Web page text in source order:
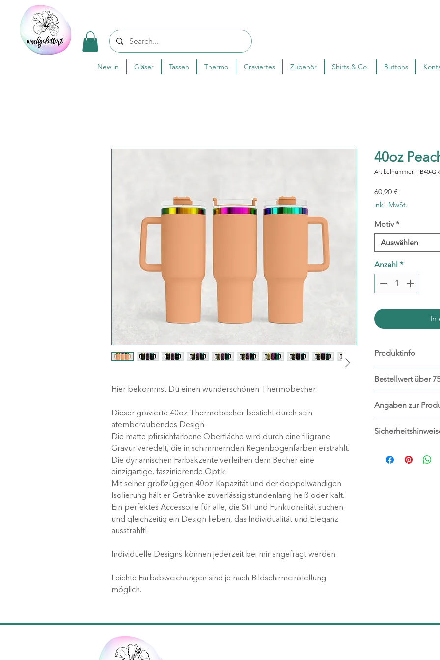
New in Gläser Tassen Thermo Graviertes Zubehör Shirts & Co. Buttons
Hier bekommst Du einen wunderschönen Thermobecher.
Dieser gravierte 40oz-Thermobecher besticht durch sein
atemberaubendes Design.
Die matte pfirsichfarbene Oberfläche wird durch eine filigrane
Gravur veredelt, die in schimmernden Regenbogenfarben erstrahlt.
Die dynamischen Farbakzente verleihen dem Becher eine
einzigartige, faszinierende Optik.
Mit seiner großzügigen 40oz-Kapazität und der doppelwandigen
Isolierung hält er Getränke zuverlässig stundenlang heiß oder kalt.
Ein perfektes Accessoire für alle, die Stil und Funktionalität suchen
und gleichzeitig ein Design lieben, das Individualität und Eleganz
ausstrahlt!
Individuelle Designs können jederzeit bei mir angefragt werden.
Leichte Farbabweichungen sind je nach Bildschirmeinstellung
möglich.
40oz
Artikelnummer: TB40-
60,90 €
inkl. MwSt.
Motiv *
Auswählen
Anzahl *
In
Produktinfo
Kapazität: ca.
Handwäsche
Bestellwert über
kostenlosen
Angaben zur
wachgelettert
Wiesenweg 17